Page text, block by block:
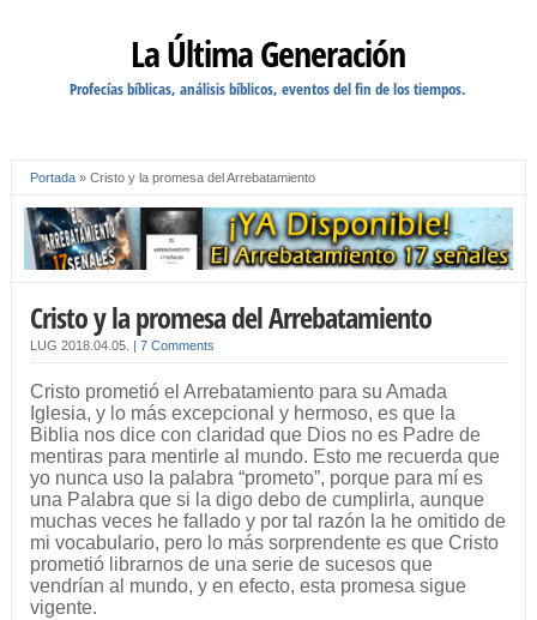
La Última Generación
Profecías bíblicas, análisis bíblicos, eventos del fin de los tiempos.
Portada» Cristo y la promesa del Arrebatamiento
Cristo y la promesa del Arrebatamiento
LUG 2018.04.05. 7 Comments
Cristo prometió el Arrebatamiento para su Amada
Iglesia, y lo más excepcional y hermoso, es que la
Biblia nos dice con claridad que Dios no es Padre de
mentiras para mentirle al mundo. Esto me recuerda que
yo nunca uso la palabra “prometo”, porque para mí es
una Palabra que si la digo debo de cumplirla, aunque
muchas veces he fallado y por tal razón la he omitido de
mi vocabulario, pero lo más sorprendente es que Cristo
prometió librarnos de una serie de sucesos que
vendrían al mundo, y en efecto, esta promesa sigue
vigente.